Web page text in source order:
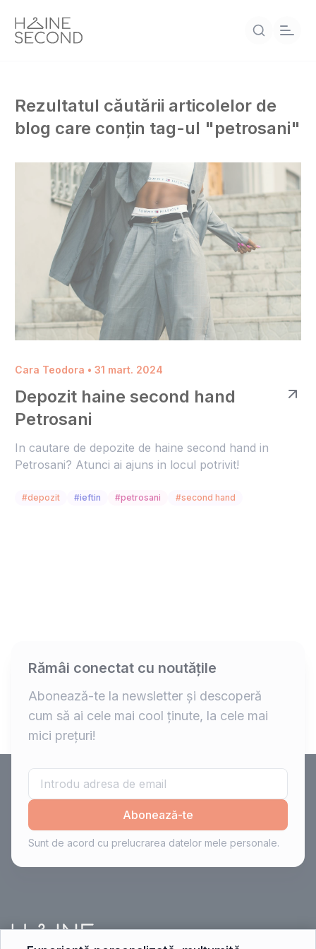
Rezultatul căutării articolelor de
blog care conțin tag-ul "petrosani"
Cara Teodora • 31 mart. 2024
Depozit haine second hand
Petrosani
In cautare de depozite de haine second hand in
Petrosani? Atunci ai ajuns in locul potrivit!
#depozit #ieftin #petrosani #second hand
Rămâi conectat cu noutățile
Abonează-te la newsletter și descoperă
cum să ai cele mai cool ținute, la cele mai
mici prețuri!
Abonează-te
Sunt de acord cu prelucrarea datelor mele personale.